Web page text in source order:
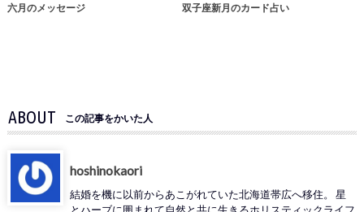
六月のメッセージ 双子座新月のカード占い
ABOUT この記事をかいた人
hoshinokaori
結婚を機に以前からあこがれていた北海道帯広へ移住。 星